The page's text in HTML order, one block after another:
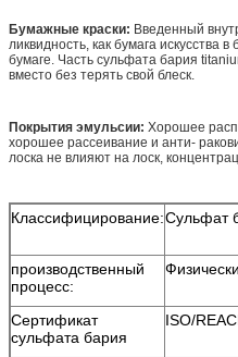
Бумажные краски: Введенный
ликвидность, как бумага искусства
бумаге. Часть сульфата бария
вместо без терять свой блеск.
Покрытия эмульсии: Хорошее
хорошее рассеивание и анти-
лоска не влияют на лоск,
Классифицирование:Сульфат
производственный
процесс:
Сертификат
сульфата бария
ISO/